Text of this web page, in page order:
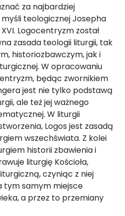
za najbardziej
teologicznej Josepha
Logocentryzm został
zasada teologii liturgii, tak
historiozbawczym, jak i
W opracowaniu
będąc zwornikiem
jest nie tylko podstawą
ale też jej ważnego
W liturgii
Logos jest zasadą
wszechświata. Z kolei
historii zbawienia i
liturgię Kościoła,
czyniąc z niej
a tym samym miejsce
a przez to przemiany